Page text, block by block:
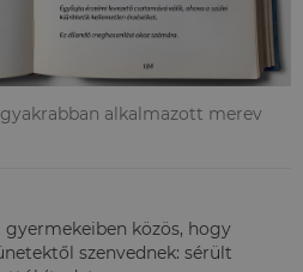
alkalmazott merev
közös, hogy
szenvednek: sérült